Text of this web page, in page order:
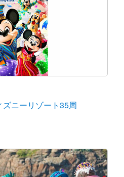
ズニーリゾート35周